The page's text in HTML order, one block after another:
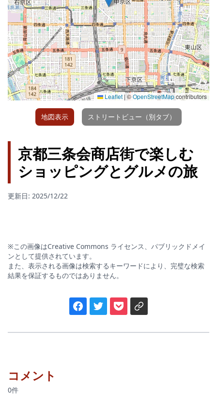
Leaflet |©OpenStreetMapcontributors
地図表示 ストリートビュー（別タブ）
京都三条会商店街で楽しむ
ショッピングとグルメの旅
更新日: 2025/12/22
※この画像はCreative Commons ライセンス、パブリックドメイ
ンとして提供されています。
また、表示される画像は検索するキーワードにより、完璧な検索
結果を保証するものではありません。
コメント
0件